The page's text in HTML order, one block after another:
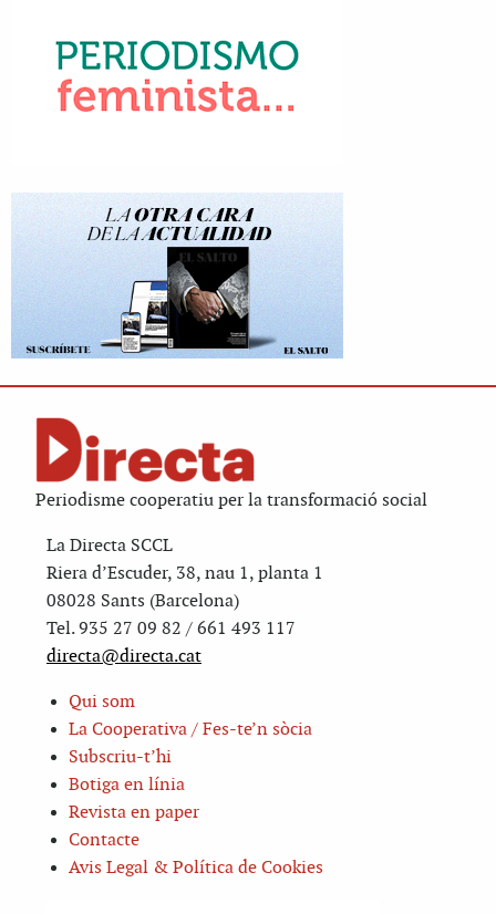
Periodisme cooperatiu per la transformació social
La Directa SCCL
Riera d’Escuder, 38, nau 1, planta 1
08028 Sants (Barcelona)
Tel. 935 27 09 82 / 661 493 117
directa@directa.cat
Qui som
La Cooperativa / Fes-te’n sòcia
Subscriu-t’hi
Botiga en línia
Revista en paper
Contacte
Avis Legal & Política de Cookies